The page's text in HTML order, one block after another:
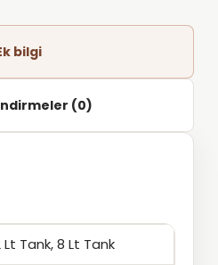
bilgi
(0)
Lt Tank, 8 Lt Tank